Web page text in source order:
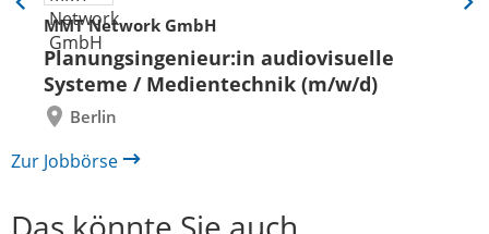
MMT Network GmbH
Planungsingenieur:in audiovisuelle
Systeme / Medientechnik (m/w/d)
Berlin
Eine
Folie
zurück
Eine
Zur Jobbörse